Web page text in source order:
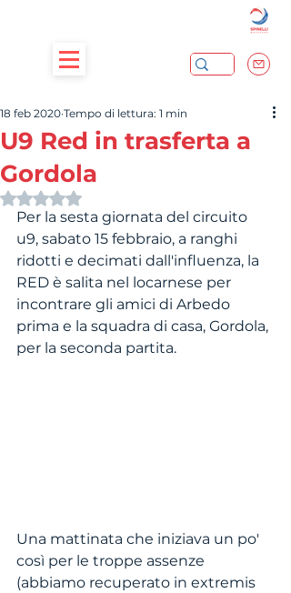
U9 Red in trasferta a
Gordola
18 feb 2020 Tempo di lettura: 1 min
Valutazione NaN stelle su 5.
Per la sesta giornata del circuito
u9, sabato 15 febbraio, a ranghi
ridotti e decimati dall'influenza, la
RED è salita nel locarnese per
incontrare gli amici di Arbedo
prima e la squadra di casa, Gordola,
per la seconda partita.
Una mattinata che iniziava un po'
così per le troppe assenze
(abbiamo recuperato in extremis